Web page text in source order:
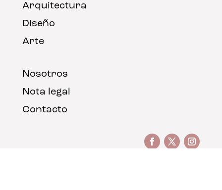
Arquitectura
Diseño
Arte
Nosotros
Nota legal
Contacto